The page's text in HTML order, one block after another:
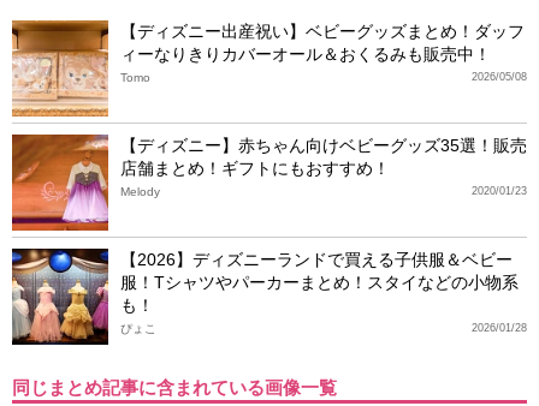
【ディズニー出産祝い】ベビーグッズまとめ！ダッフ
ィーなりきりカバーオール＆おくるみも販売中！
2026/05/08
Tomo
【ディズニー】赤ちゃん向けベビーグッズ35選！販売
店舗まとめ！ギフトにもおすすめ！
2020/01/23
Melody
【2026】ディズニーランドで買える子供服＆ベビー
服！Tシャツやパーカーまとめ！スタイなどの小物系
も！
2026/01/28
ぴょこ
同じまとめ記事に含まれている画像一覧